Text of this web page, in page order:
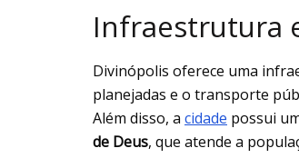
Infraestrutura
Divinópolis oferece uma
planejadas e o transporte
Além disso, a cidade possui
de Deus, que atende a